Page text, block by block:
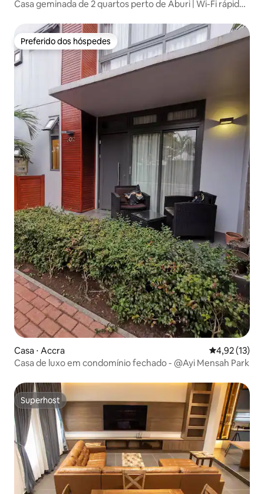
Casa geminada de 2 quartos perto de Aburi | Wi-Fi rápido
Preferido dos hóspedes
Preferido dos hóspedes
Casa ⋅ Accra 4,92 de uma
4,92 (13)
Casa de luxo em condomínio fechado - @Ayi Mensah Park
Superhost
Superhost